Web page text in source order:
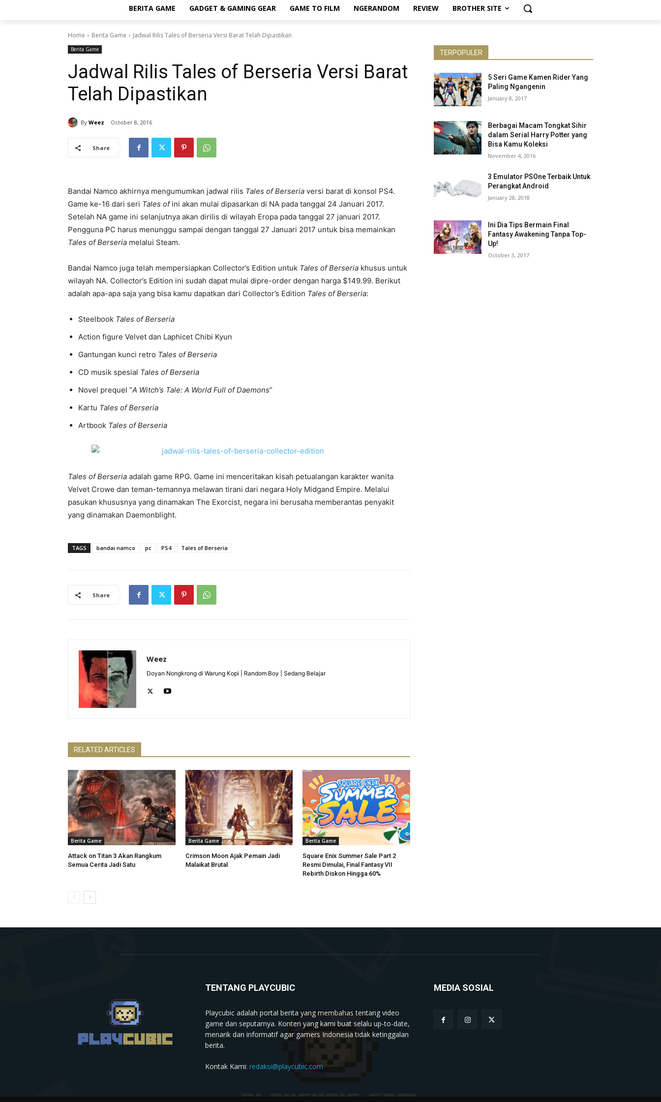
BERITA GAME GADGET & GAMING GEAR GAME TO FILM NGERANDOM REVIEW BROTHER SITE
Home Berita Game Jadwal Rilis Tales of Berseria Versi Barat Telah Dipastikan
Berita Game
Jadwal Rilis Tales of Berseria Versi Barat
Telah Dipastikan
By Weez October 8, 2016
Share
Bandai Namco akhirnya mengumumkan jadwal rilis Tales of Berseria versi barat di konsol PS4.
Game ke-16 dari seri Tales ofini akan mulai dipasarkan di NA pada tanggal 24 Januari 2017.
Setelah NA game ini selanjutnya akan dirilis di wilayah Eropa pada tanggal 27 januari 2017.
Pengguna PC harus menunggu sampai dengan tanggal 27 Januari 2017 untuk bisa memainkan
Tales of Berseria melalui Steam.
Bandai Namco juga telah mempersiapkan Collector’s Edition untuk Tales of Berseria khusus untuk
wilayah NA. Collector’s Edition ini sudah dapat mulai dipre-order dengan harga $149.99. Berikut
adalah apa-apa saja yang bisa kamu dapatkan dari Collector’s Edition Tales of Berseria:
Steelbook Tales of Berseria
Action figure Velvet dan Laphicet Chibi Kyun
Gantungan kunci retro Tales of Berseria
CD musik spesial Tales of Berseria
Novel prequel “A Witch’s Tale: A World Full of Daemons”
Kartu Tales of Berseria
Artbook Tales of Berseria
Tales of Berseria adalah game RPG. Game ini menceritakan kisah petualangan karakter wanita
Velvet Crowe dan teman-temannya melawan tirani dari negara Holy Midgand Empire. Melalui
pasukan khususnya yang dinamakan The Exorcist, negara ini berusaha memberantas penyakit
yang dinamakan Daemonblight.
TAGS bandai namco pc PS4 Tales of Berseria
Share
Weez
Doyan Nongkrong di Warung Kopi | Random Boy | Sedang Belajar
RELATED ARTICLES
Berita Game
Attack on Titan 3 Akan Rangkum
Semua Cerita Jadi Satu
Berita Game
Crimson Moon Ajak Pemain Jadi
Malaikat Brutal
Berita Game
Square Enix Summer Sale Part 2
Resmi Dimulai, Final Fantasy VII
Rebirth Diskon Hingga 60%
TERPOPULER
5 Seri Game Kamen Rider Yang
Paling Ngangenin
January 8, 2017
Berbagai Macam Tongkat Sihir
dalam Serial Harry Potter yang
Bisa Kamu Koleksi
November 4, 2016
3 Emulator PSOne Terbaik Untuk
Perangkat Android
January 28, 2018
Ini Dia Tips Bermain Final
Fantasy Awakening Tanpa Top-
Up!
October 3, 2017
TENTANG PLAYCUBIC
Playcubic adalah portal berita yang membahas tentang video
game dan seputarnya. Konten yang kami buat selalu up-to-date,
menarik dan informatif agar gamers Indonesia tidak ketinggalan
berita.
Kontak Kami: redaksi@playcubic.com
MEDIA SOSIAL